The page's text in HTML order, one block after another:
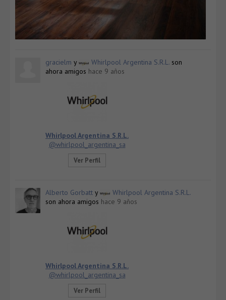
gracielm y Whirlpool Argentina S.R.L. son
ahora amigos hace 9 años
Whirlpool Argentina S.R.L.
@whirlpool_argentina_sa
Ver Perfil
Alberto Gorbatt y
Whirlpool Argentina S.R.L.
son ahora amigos hace 9 años
Whirlpool Argentina S.R.L.
@whirlpool_argentina_sa
Ver Perfil